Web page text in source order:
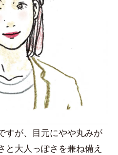
すが、目元にやや丸みが
と大人っぽさを兼ね備え